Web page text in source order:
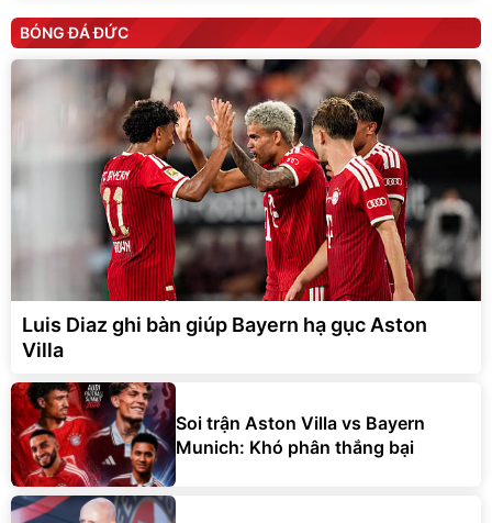
BÓNG ĐÁ ĐỨC
Luis Diaz ghi bàn giúp Bayern hạ gục Aston
Villa
Soi trận Aston Villa vs Bayern
Munich: Khó phân thắng bại